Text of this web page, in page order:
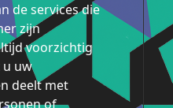
de services die
zijn
voorzichtig
u uw
deelt met
of